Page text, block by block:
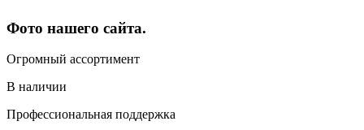
Фото нашего сайта.
Огромный ассортимент
В наличии
Профессиональная поддержка